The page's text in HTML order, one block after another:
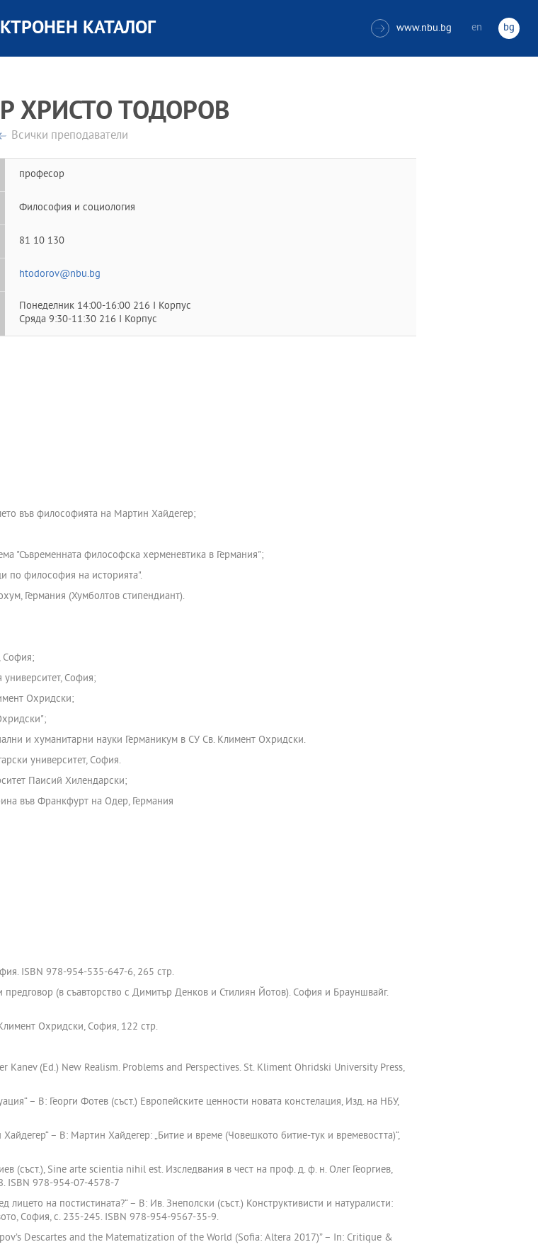
КАТАЛОГ  www.nbu.bg en bg
ХРИСТО ТОДОРОВ
Всички преподаватели
професор
Философия и социология
81 10 130
htodorov@nbu.bg
Понеделник 14:00-16:00 216 I Корпус
Сряда 9:30-11:30 216 I Корпус
във философията на Мартин Хайдегер;
"Съвременната философска херменевтика в Германия";
по философия на историята".
Германия (Хумболтов стипендиант).
София;
София;
Охридски;
и хуманитарни науки Германикум в СУ Св. Климент Охридски.
университет, София.
Паисий Хилендарски;
във Франкфурт на Одер, Германия
ISBN 978-954-535-647-6, 265 стр.
(в съавторство с Димитър Денков и Стилиян Йотов). София и Брауншвайг.
Охридски, София, 122 стр.
(Ed.) New Realism. Problems and Perspectives. St. Kliment Ohridski University Press,
– В: Георги Фотев (съст.) Европейските ценности новата констелация, Изд. на НБУ,
– В: Мартин Хайдегер: „Битие и време (Човешкото битие-тук и времевостта)“,
(съст.), Sine arte scientia nihil est. Изследвания в чест на проф. д. ф. н. Олег Георгиев,
ISBN 978-954-07-4578-7
на постистината?“ – В: Ив. Знеполски (съст.) Конструктивисти и натуралисти:
София, с. 235-245. ISBN 978-954-9567-35-9.
Descartes and the Matematization of the World (Sofia: Altera 2017)” – In: Critique &